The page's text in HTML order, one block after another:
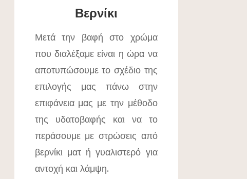
Βερνίκι
Μετά την βαφή στο χρώμα
που διαλέξαμε είναι η ώρα να
αποτυπώσουμε το σχέδιο της
επιλογής μας πάνω στην
επιφάνεια μας με την μέθοδο
της υδατοβαφής και να το
περάσουμε με στρώσεις από
βερνίκι ματ ή γυαλιστερό για
αντοχή και λάμψη.